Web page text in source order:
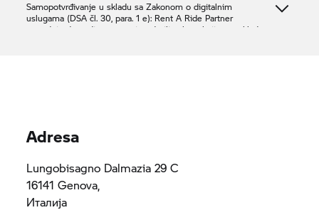
Samopotvrđivanje u skladu sa Zakonom o digitalnim
uslugama (DSA čl. 30, para. 1 e): Rent A Ride Partner
potvrđuje da nudi samo proizvode ili usluge koji su u skladu
Adresa
Lungobisagno Dalmazia 29 C
16141 Genova,
Италија